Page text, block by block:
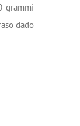
grammi
dado